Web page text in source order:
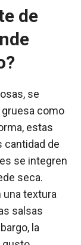
de
se
como
estas
cantidad de
se integren
seca.
textura
salsas
la